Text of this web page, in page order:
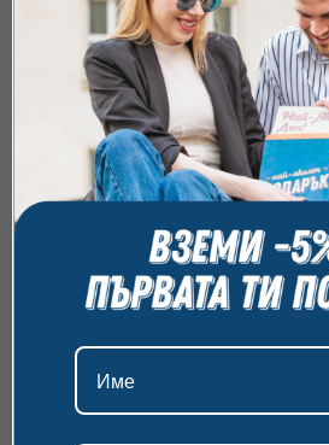
Нямаш време да избираш?
ваучери остави получателя да
и кога да е приключението му.
Как ще получа ваучера ?
Как да използвам ваучера?
Избери най-
Ние използваме бисквитки.
бисквитки и подобни
работата на уебсайта, да
изживяването ви, да
на сайта и да ви показваме
съдържание и реклами. Можете
всички бисквитки, да откажете
изберете предпочитания. За
относно начина, по който
данни, моля, посетете нашата
поверителност.
Приемам